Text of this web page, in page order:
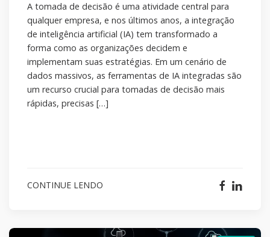
A tomada de decisão é uma atividade central para
qualquer empresa, e nos últimos anos, a integração
de inteligência artificial (IA) tem transformado a
forma como as organizações decidem e
implementam suas estratégias. Em um cenário de
dados massivos, as ferramentas de IA integradas são
um recurso crucial para tomadas de decisão mais
rápidas, precisas […]
CONTINUE LENDO